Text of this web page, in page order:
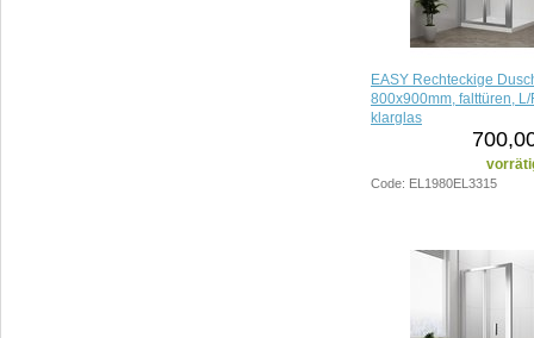
EASY Rechteckige
800x900mm, falttüren,
klarglas
Code: EL1980EL3315